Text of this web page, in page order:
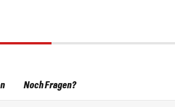
Noch Fragen?